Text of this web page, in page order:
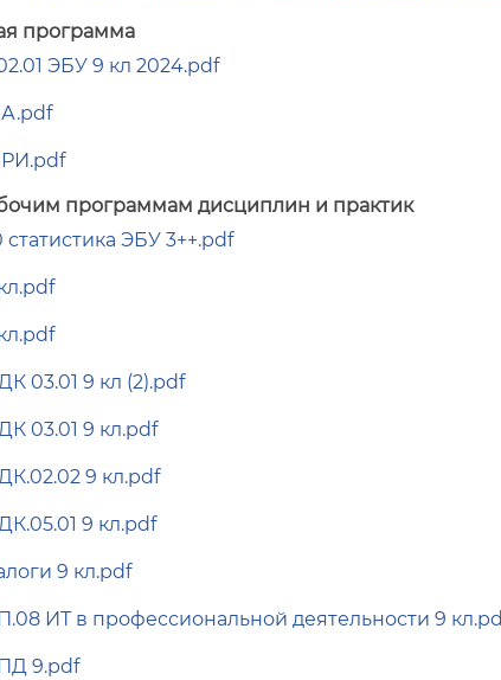
программа
ЭБУ 9 кл 2024.pdf
программам дисциплин и практик
ЭБУ 3++.pdf
03.01 9 кл (2).pdf
03.01 9 кл.pdf
9 кл.pdf
9 кл.pdf
9 кл.pdf
ИТ в профессиональной деятельности 9
9.pdf